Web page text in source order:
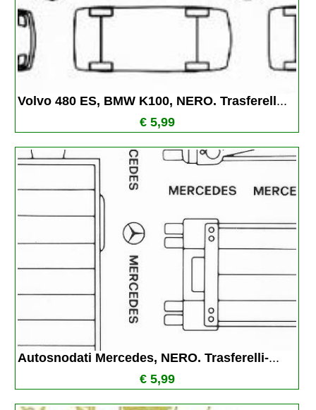
Volvo 480 ES, BMW K100, NERO. Trasferell ...
€ 5,99
Autosnodati Mercedes, NERO. Trasferelli-...
€ 5,99